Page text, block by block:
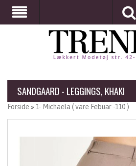
SANDGAARD - LEGGINGS, KHAKI
Forside » 1- Michaela ( vare Febuar -110 )